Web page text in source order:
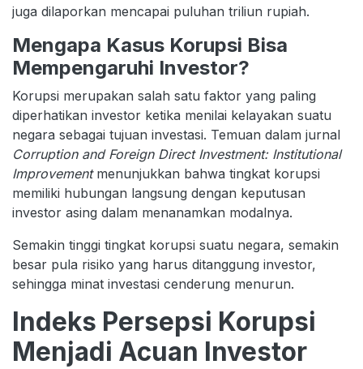
juga dilaporkan mencapai puluhan triliun rupiah.
Mengapa Kasus Korupsi Bisa
Mempengaruhi Investor?
Korupsi merupakan salah satu faktor yang paling
diperhatikan investor ketika menilai kelayakan suatu
negara sebagai tujuan investasi. Temuan dalam jurnal
Corruption and Foreign Direct Investment: Institutional
Improvementmenunjukkan bahwa tingkat korupsi
memiliki hubungan langsung dengan keputusan
investor asing dalam menanamkan modalnya.
Semakin tinggi tingkat korupsi suatu negara, semakin
besar pula risiko yang harus ditanggung investor,
sehingga minat investasi cenderung menurun.
Indeks Persepsi Korupsi
Menjadi Acuan Investor